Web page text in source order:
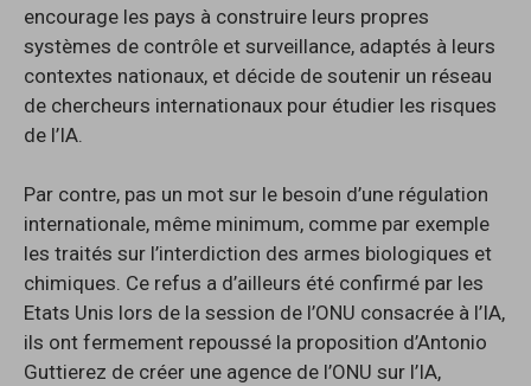
encourage les pays à construire leurs propres
systèmes de contrôle et surveillance, adaptés à leurs
contextes nationaux, et décide de soutenir un réseau
de chercheurs internationaux pour étudier les risques
de l’IA.
Par contre, pas un mot sur le besoin d’une régulation
internationale, même minimum, comme par exemple
les traités sur l’interdiction des armes biologiques et
chimiques. Ce refus a d’ailleurs été confirmé par les
Etats Unis lors de la session de l’ONU consacrée à l’IA,
ils ont fermement repoussé la proposition d’Antonio
Guttierez de créer une agence de l’ONU sur l’IA,